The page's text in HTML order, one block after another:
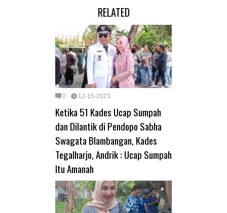
RELATED
0 12-15-2023
Ketika 51 Kades Ucap Sumpah
dan Dilantik di Pendopo Sabha
Swagata Blambangan, Kades
Tegalharjo, Andrik : Ucap Sumpah
Itu Amanah